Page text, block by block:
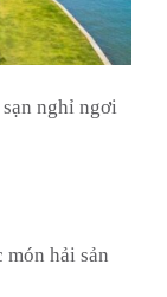
nghỉ ngơi
hải sản